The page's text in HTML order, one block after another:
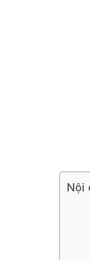
Nội